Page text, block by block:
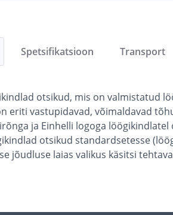
otsikud, mis on valmistatud
eriti vastupidavad, võimaldavad
ja Einhelli logoga
otsikud standardsetesse
jõudluse laias valikus käsitsi
Spetsifikatsioon Transport